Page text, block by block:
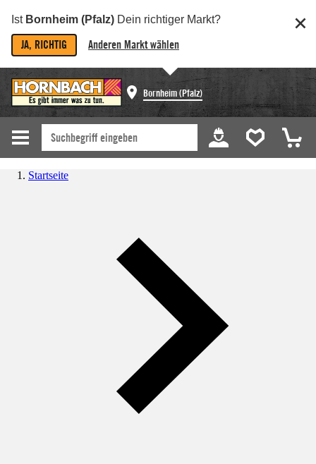
Ist Bornheim (Pfalz) Dein richtiger Markt?
JA, RICHTIG Anderen Markt wählen
Bornheim (Pfalz)
Startseite